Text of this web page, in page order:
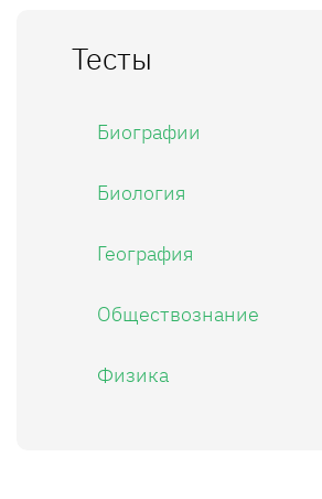
Тесты
Биографии
Биология
География
Обществознание
Физика